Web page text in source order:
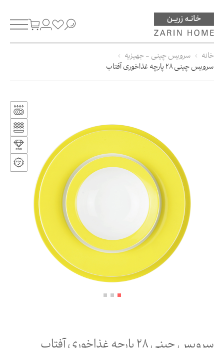
خانه
سرویس چینی - جهیزیه
سرویس چینی 28 پارچه غذاخوری آفتاب